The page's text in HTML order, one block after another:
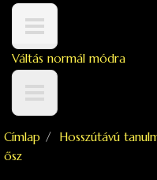
Ugrás a tartalomra
Váltás normál módra
Keresés űrlap
Címlap
Hosszútávú
ősz